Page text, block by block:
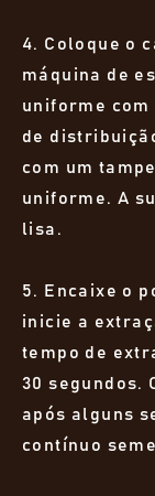
4. Coloque o
máquina de
uniforme com
de
com um
uniforme. A
lisa.
5. Encaixe o
inicie a
tempo de
30 segundos.
após alguns
contínuo